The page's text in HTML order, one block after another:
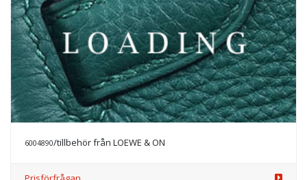
6004892/tillbehör från LOEWE & ON
Prisförfrågan